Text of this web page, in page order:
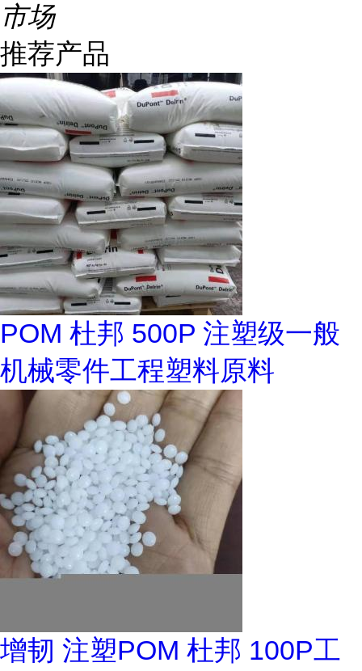
市场
推荐产品
POM 杜邦 500P 注塑级一般
机械零件工程塑料原料
增韧 注塑POM 杜邦 100P工